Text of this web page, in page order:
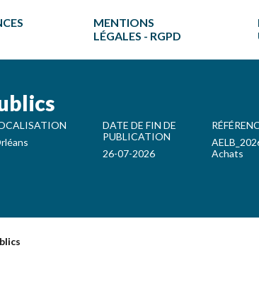
MENTIONS
LÉGALES - RGPD
DATE DE FIN DE
PUBLICATION
26-07-2026
Achats